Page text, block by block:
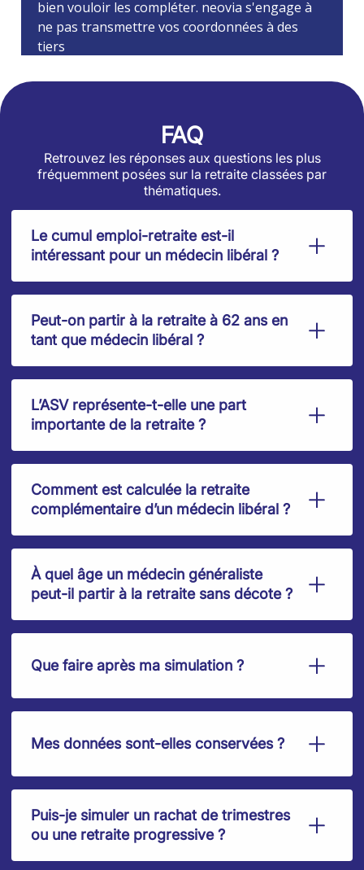
FAQ
Retrouvez les réponses aux questions les plus
fréquemment posées sur la retraite classées par
thématiques.
Le cumul emploi-retraite est-il
intéressant pour un médecin libéral ?
Peut-on partir à la retraite à 62 ans en
tant que médecin libéral ?
L’ASV représente-t-elle une part
importante de la retraite ?
Comment est calculée la retraite
complémentaire d’un médecin libéral ?
À quel âge un médecin généraliste
peut-il partir à la retraite sans décote ?
Que faire après ma simulation ?
Mes données sont-elles conservées ?
Puis-je simuler un rachat de trimestres
ou une retraite progressive ?